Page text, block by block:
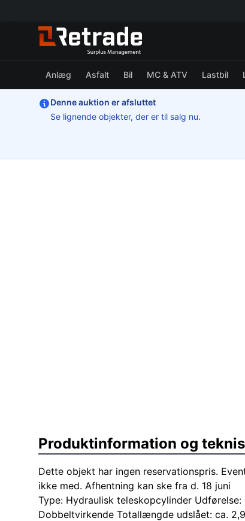
Anlæg Asfalt Bil MC & ATV Lastbil
Denne auktion er afsluttet
Se lignende objekter, der er til salg nu.
Produktinformation og
Dette objekt har ingen reservationspris.
ikke med. Afhentning kan ske fra d. 18 juni
Type: Hydraulisk teleskopcylinder
Dobbeltvirkende Totallængde udslået: ca.